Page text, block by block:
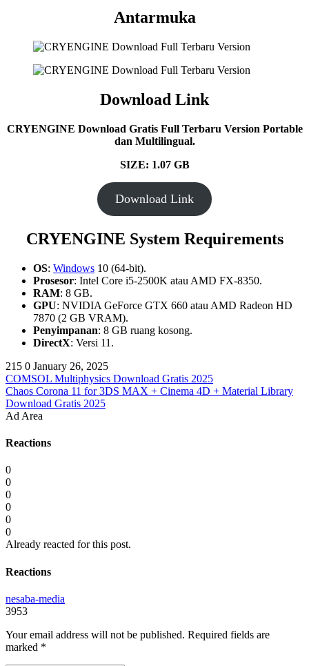
Antarmuka
Download Link
CRYENGINE Download Gratis Full Terbaru Version Portable
dan Multilingual.
SIZE: 1.07 GB
Download Link
CRYENGINE System Requirements
OS: Windows 10 (64-bit).
Prosesor: Intel Core i5-2500K atau AMD FX-8350.
RAM: 8 GB.
GPU: NVIDIA GeForce GTX 660 atau AMD Radeon HD
7870 (2 GB VRAM).
Penyimpanan: 8 GB ruang kosong.
DirectX: Versi 11.
215 0 January 26, 2025
COMSOL Multiphysics Download Gratis 2025
Chaos Corona 11 for 3DS MAX + Cinema 4D + Material Library
Download Gratis 2025
Ad Area
Reactions
0
0
0
0
0
0
Already reacted for this post.
Reactions
nesaba-media
3953
Your email address will not be published. Required fields are
marked *